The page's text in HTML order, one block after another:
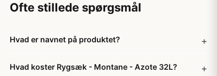
Ofte stillede spørgsmål
Hvad er navnet på produktet?
Hvad koster Rygsæk - Montane - Azote 32L?